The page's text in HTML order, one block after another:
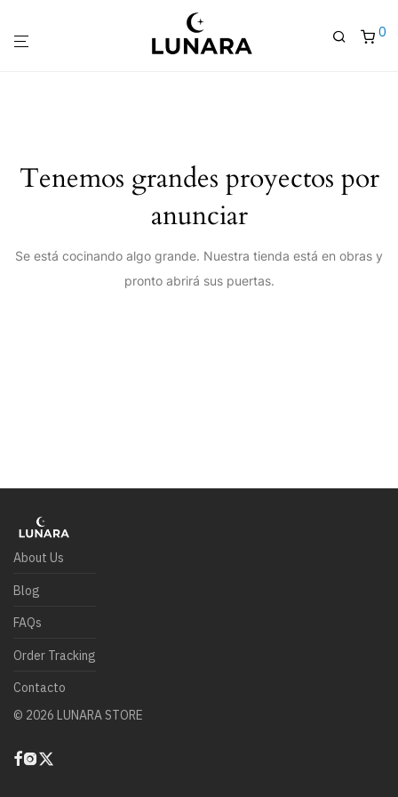
0
Tenemos grandes proyectos por
anunciar
Se está cocinando algo grande. Nuestra tienda está en obras y
pronto abrirá sus puertas.
About Us
Blog
FAQs
Order Tracking
Contacto
© 2026 LUNARA STORE